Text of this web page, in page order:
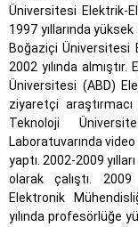
Üniversitesi Elektrik-
1997 yıllarında
Boğaziçi Üniversitesi
2002 yılında
Üniversitesi (ABD)
ziyaretçi
Teknoloji
Laboratuvarında
yaptı. 2002-2009
olarak çalıştı.
Elektronik
yılında profesörlüğe